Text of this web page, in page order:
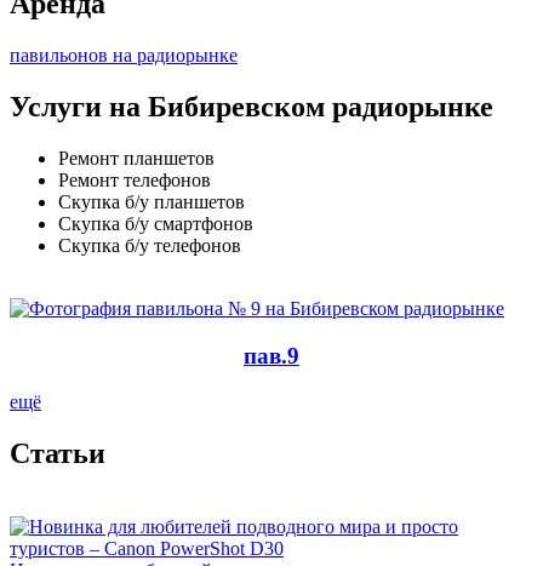
павильонов на радиорынке
Услуги на Бибиревском радиорынке
Ремонт планшетов
Ремонт телефонов
Скупка б/у планшетов
Скупка б/у смартфонов
Скупка б/у телефонов
пав.9
ещё
Cтатьи